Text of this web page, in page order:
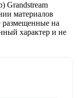
Grandstream
материалов
размещенные на
характер и не